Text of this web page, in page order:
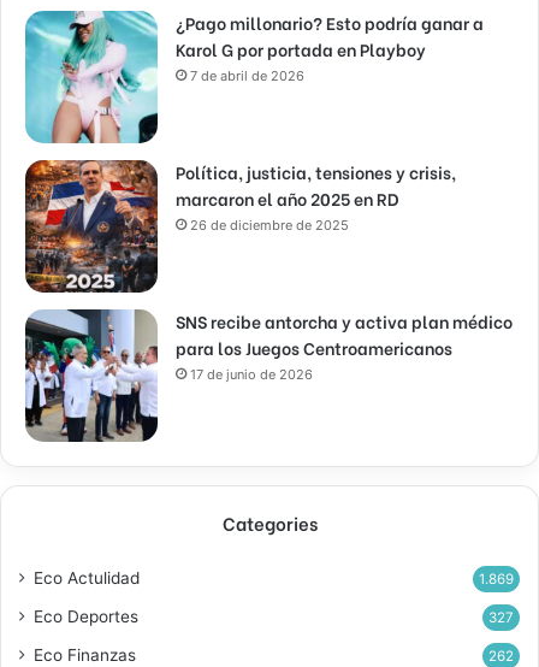
¿Pago millonario? Esto podría ganar a
Karol G por portada en Playboy
7 de abril de 2026
Política, justicia, tensiones y crisis,
marcaron el año 2025 en RD
26 de diciembre de 2025
SNS recibe antorcha y activa plan médico
para los Juegos Centroamericanos
17 de junio de 2026
Categories
Eco Actulidad 1.869
Eco Deportes 327
Eco Finanzas 262